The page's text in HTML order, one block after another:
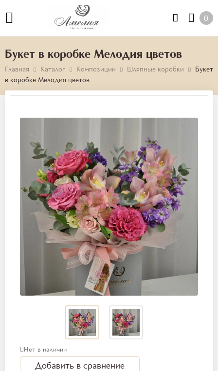
0
Букет в коробке Мелодия цветов
Главная Каталог Композиции Шляпные коробки
Букет
в коробке Мелодия цветов
Нет в наличии
Добавить в сравнение